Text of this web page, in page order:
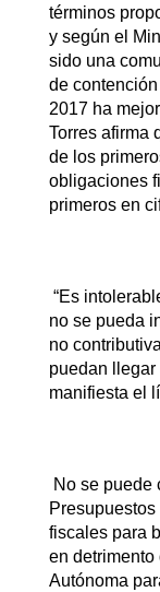
términos
y según el
sido una
de
2017 ha
Torres afirma
de los
obligaciones
primeros en
“Es
no se pueda
no
puedan llegar
manifiesta el
No se puede
fiscales para
en
Autónoma